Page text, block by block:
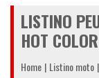
LISTINO
HOT
Home Listino moto